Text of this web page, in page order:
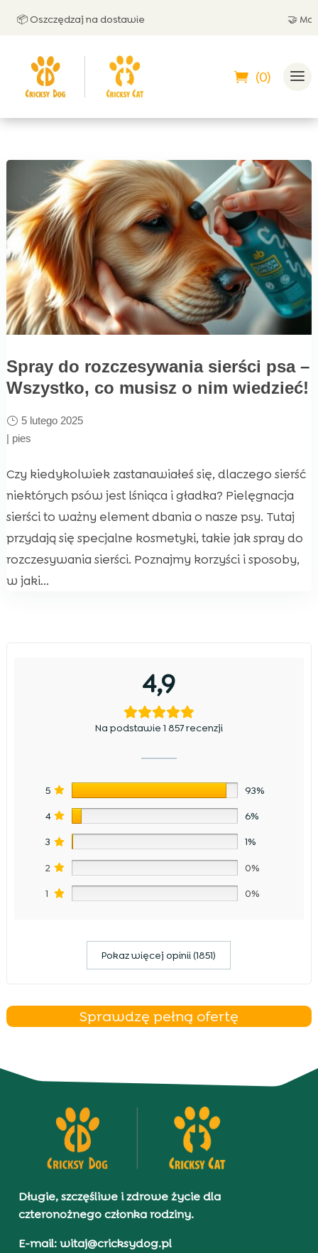
Oszczędzaj na dostawie 🤝
(0)
Spray do rozczesywania sierści psa –
Wszystko, co musisz o nim wiedzieć!
5 lutego 2025
| pies
Czy kiedykolwiek zastanawiałeś się, dlaczego sierść
niektórych psów jest lśniąca i gładka? Pielęgnacja
sierści to ważny element dbania o nasze psy. Tutaj
przydają się specjalne kosmetyki, takie jak spray do
rozczesywania sierści. Poznajmy korzyści i sposoby,
w jaki...
4,9
Na podstawie 1 857 recenzji
5 93%
4 6%
3 1%
2 0%
1 0%
Pokaz więcej opinii (1851)
Sprawdzę pełną ofertę
Długie, szczęśliwe i zdrowe życie dla
czteronożnego członka rodziny.
E-mail: witaj@cricksydog.pl